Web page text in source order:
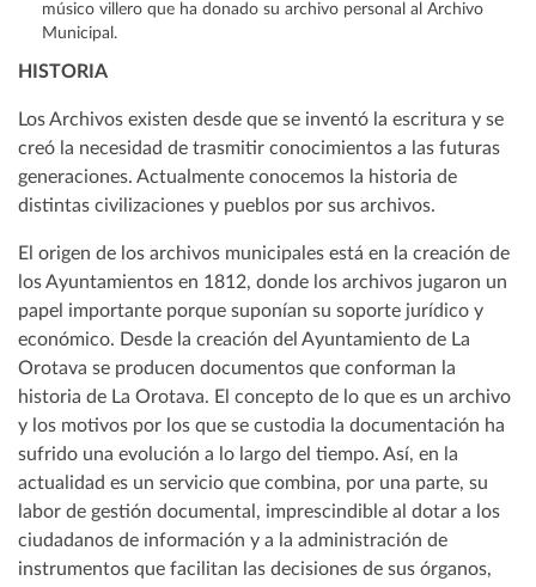
músico villero que ha donado su archivo personal al Archivo
Municipal.
HISTORIA
Los Archivos existen desde que se inventó la escritura y se
creó la necesidad de trasmitir conocimientos a las futuras
generaciones. Actualmente conocemos la historia de
distintas civilizaciones y pueblos por sus archivos.
El origen de los archivos municipales está en la creación de
los Ayuntamientos en 1812, donde los archivos jugaron un
papel importante porque suponían su soporte jurídico y
económico. Desde la creación del Ayuntamiento de La
Orotava se producen documentos que conforman la
historia de La Orotava. El concepto de lo que es un archivo
y los motivos por los que se custodia la documentación ha
sufrido una evolución a lo largo del tiempo. Así, en la
actualidad es un servicio que combina, por una parte, su
labor de gestión documental, imprescindible al dotar a los
ciudadanos de información y a la administración de
instrumentos que facilitan las decisiones de sus órganos,